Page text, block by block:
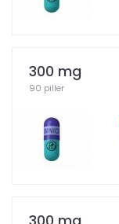
300 mg
90 piller